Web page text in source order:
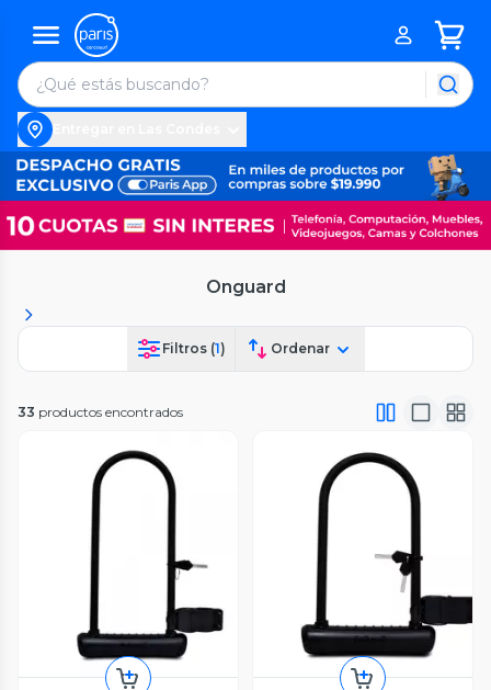
Onguard
Filtros (1) Ordenar
33 productos encontrados